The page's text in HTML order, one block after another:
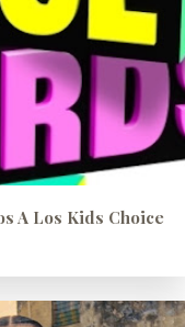
A Los Kids Choice